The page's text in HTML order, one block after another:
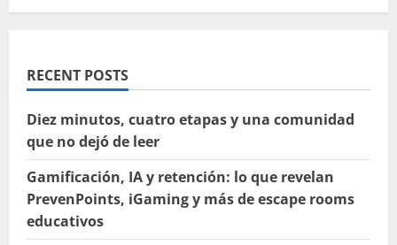
RECENT POSTS
Diez minutos, cuatro etapas y una comunidad
que no dejó de leer
Gamificación, IA y retención: lo que revelan
PrevenPoints, iGaming y más de escape rooms
educativos